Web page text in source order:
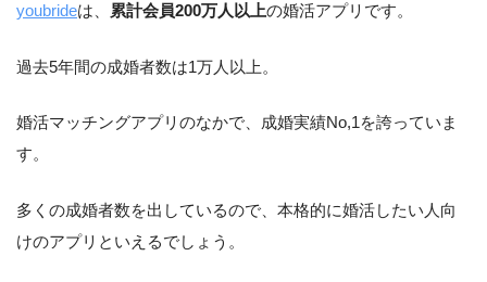
youbrideは、 累計会員200万人以上の婚活アプリです。
過去5年間の成婚者数は1万人以上。
婚活マッチングアプリのなかで、成婚実績No,1を誇っていま
す。
多くの成婚者数を出しているので、本格的に婚活したい人向
けのアプリといえるでしょう。